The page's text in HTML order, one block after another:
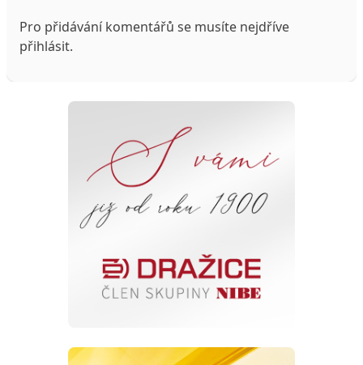
Pro přidávání komentářů se musíte nejdříve
přihlásit.